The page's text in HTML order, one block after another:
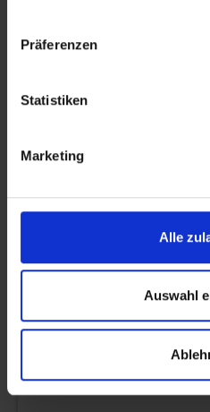
Präferenzen
Statistiken
Marketing
Alle
Auswahl
Spessartmuseum für Kinder
gestaltetes Erlebnis in
Grüner Markt
Museum und am Ende
Überraschung. Für Kinder ab